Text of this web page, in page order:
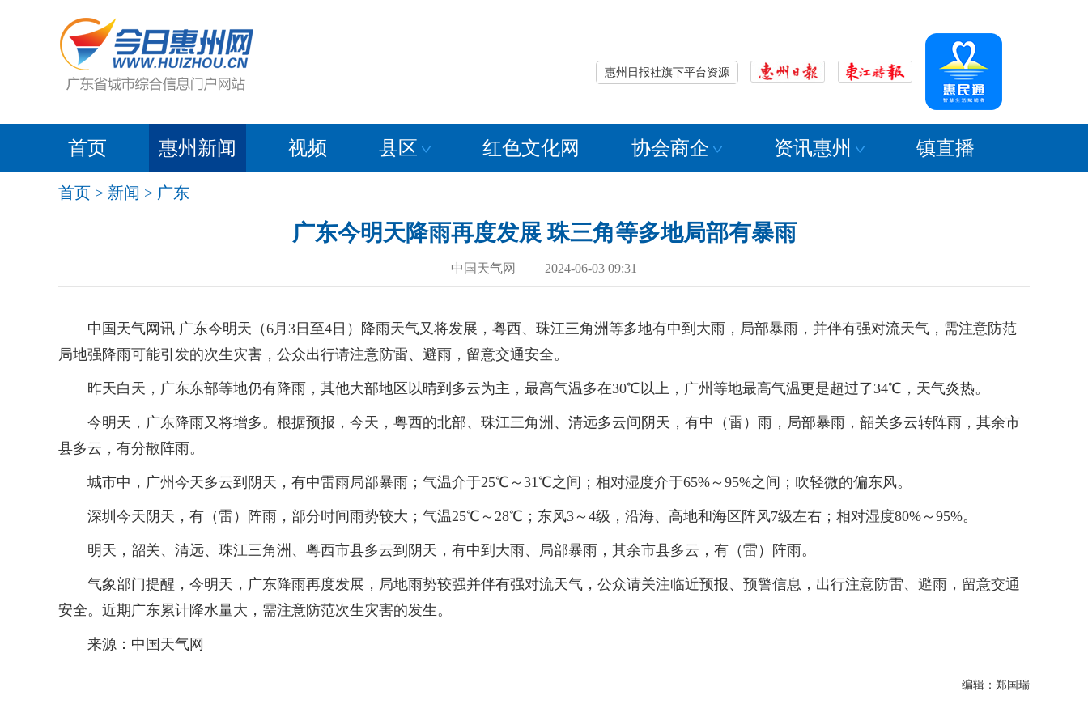
惠州日报社旗下平台资源
首页 惠州新闻 视频 县区 红色文化网 协会商企 资讯惠州 镇直播
首页 > 新闻 > 广东
广东今明天降雨再度发展 珠三角等多地局部有暴雨
中国天气网 2024-06-03 09:31
中国天气网讯 广东今明天（6月3日至4日）降雨天气又将发展，粤西、珠江三角洲等多地有中到大雨，局部暴雨，并伴有强对流天气，需注意防范
局地强降雨可能引发的次生灾害，公众出行请注意防雷、避雨，留意交通安全。
昨天白天，广东东部等地仍有降雨，其他大部地区以晴到多云为主，最高气温多在30℃以上，广州等地最高气温更是超过了34℃，天气炎热。
今明天，广东降雨又将增多。根据预报，今天，粤西的北部、珠江三角洲、清远多云间阴天，有中（雷）雨，局部暴雨，韶关多云转阵雨，其余市
县多云，有分散阵雨。
城市中，广州今天多云到阴天，有中雷雨局部暴雨；气温介于25℃～31℃之间；相对湿度介于65%～95%之间；吹轻微的偏东风。
深圳今天阴天，有（雷）阵雨，部分时间雨势较大；气温25℃～28℃；东风3～4级，沿海、高地和海区阵风7级左右；相对湿度80%～95%。
明天，韶关、清远、珠江三角洲、粤西市县多云到阴天，有中到大雨、局部暴雨，其余市县多云，有（雷）阵雨。
气象部门提醒，今明天，广东降雨再度发展，局地雨势较强并伴有强对流天气，公众请关注临近预报、预警信息，出行注意防雷、避雨，留意交通
安全。近期广东累计降水量大，需注意防范次生灾害的发生。
来源：中国天气网
编辑：郑国瑞